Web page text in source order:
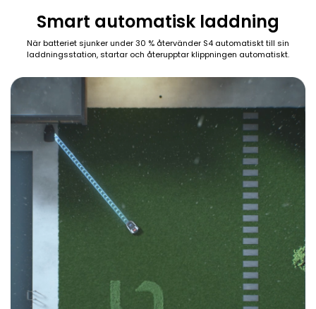
Smart automatisk laddning
När batteriet sjunker under 30 % återvänder S4 automatiskt till sin
laddningsstation, startar och återupptar klippningen automatiskt.